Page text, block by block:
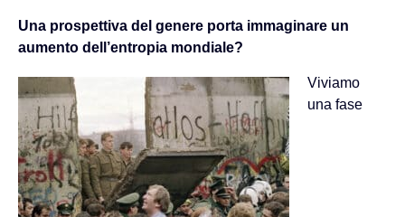
Una prospettiva del genere porta immaginare un
aumento dell’entropia mondiale?
Viviamo
una fase